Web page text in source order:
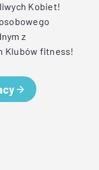
Kobiet!
z
Klubów fitness!